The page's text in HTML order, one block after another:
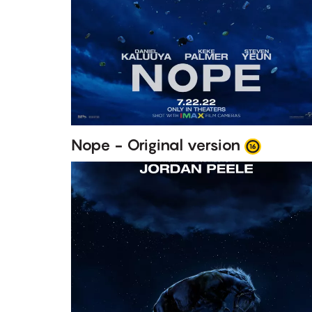
Nope - Original version